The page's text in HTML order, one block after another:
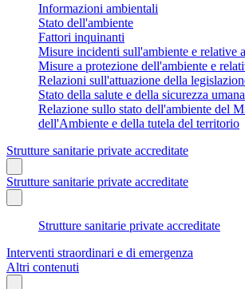
Informazioni ambientali
Stato dell'ambiente
Fattori inquinanti
Misure incidenti sull'ambiente e relative
Misure a protezione dell'ambiente e
Relazioni sull'attuazione della
Stato della salute e della sicurezza umana
Relazione sullo stato dell'ambiente del
dell'Ambiente e della tutela del territorio
Strutture sanitarie private accreditate
Strutture sanitarie private accreditate
Strutture sanitarie private accreditate
Interventi straordinari e di emergenza
Altri contenuti